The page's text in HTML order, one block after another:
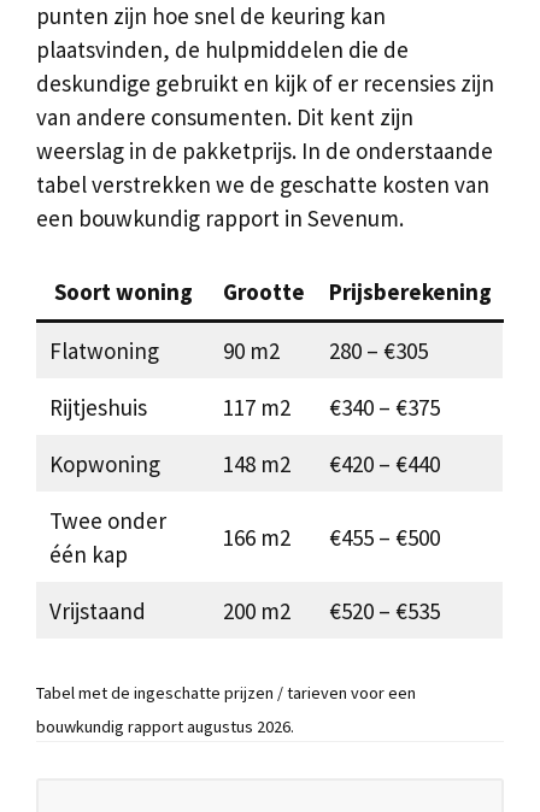
punten zijn hoe snel de keuring kan
plaatsvinden, de hulpmiddelen die de
deskundige gebruikt en kijk of er recensies zijn
van andere consumenten. Dit kent zijn
weerslag in de pakketprijs. In de onderstaande
tabel verstrekken we de geschatte kosten van
een bouwkundig rapport in Sevenum.
Soort woning Grootte Prijsberekening
Flatwoning 90 m2
280 – €305
Rijtjeshuis
117 m2
€340 – €375
Kopwoning
148 m2
€420 – €440
Twee onder
één kap
166 m2 €455 – €500
Vrijstaand 200 m2 €520 – €535
Tabel met de ingeschatte prijzen / tarieven voor een
bouwkundig rapport augustus 2026.